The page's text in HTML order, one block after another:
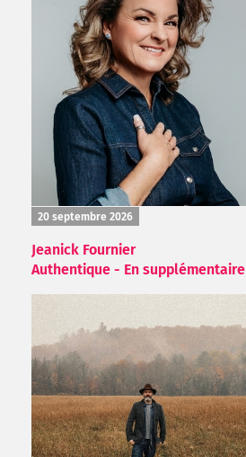
20 septembre 2026
Jeanick Fournier
Authentique - En supplémentaire